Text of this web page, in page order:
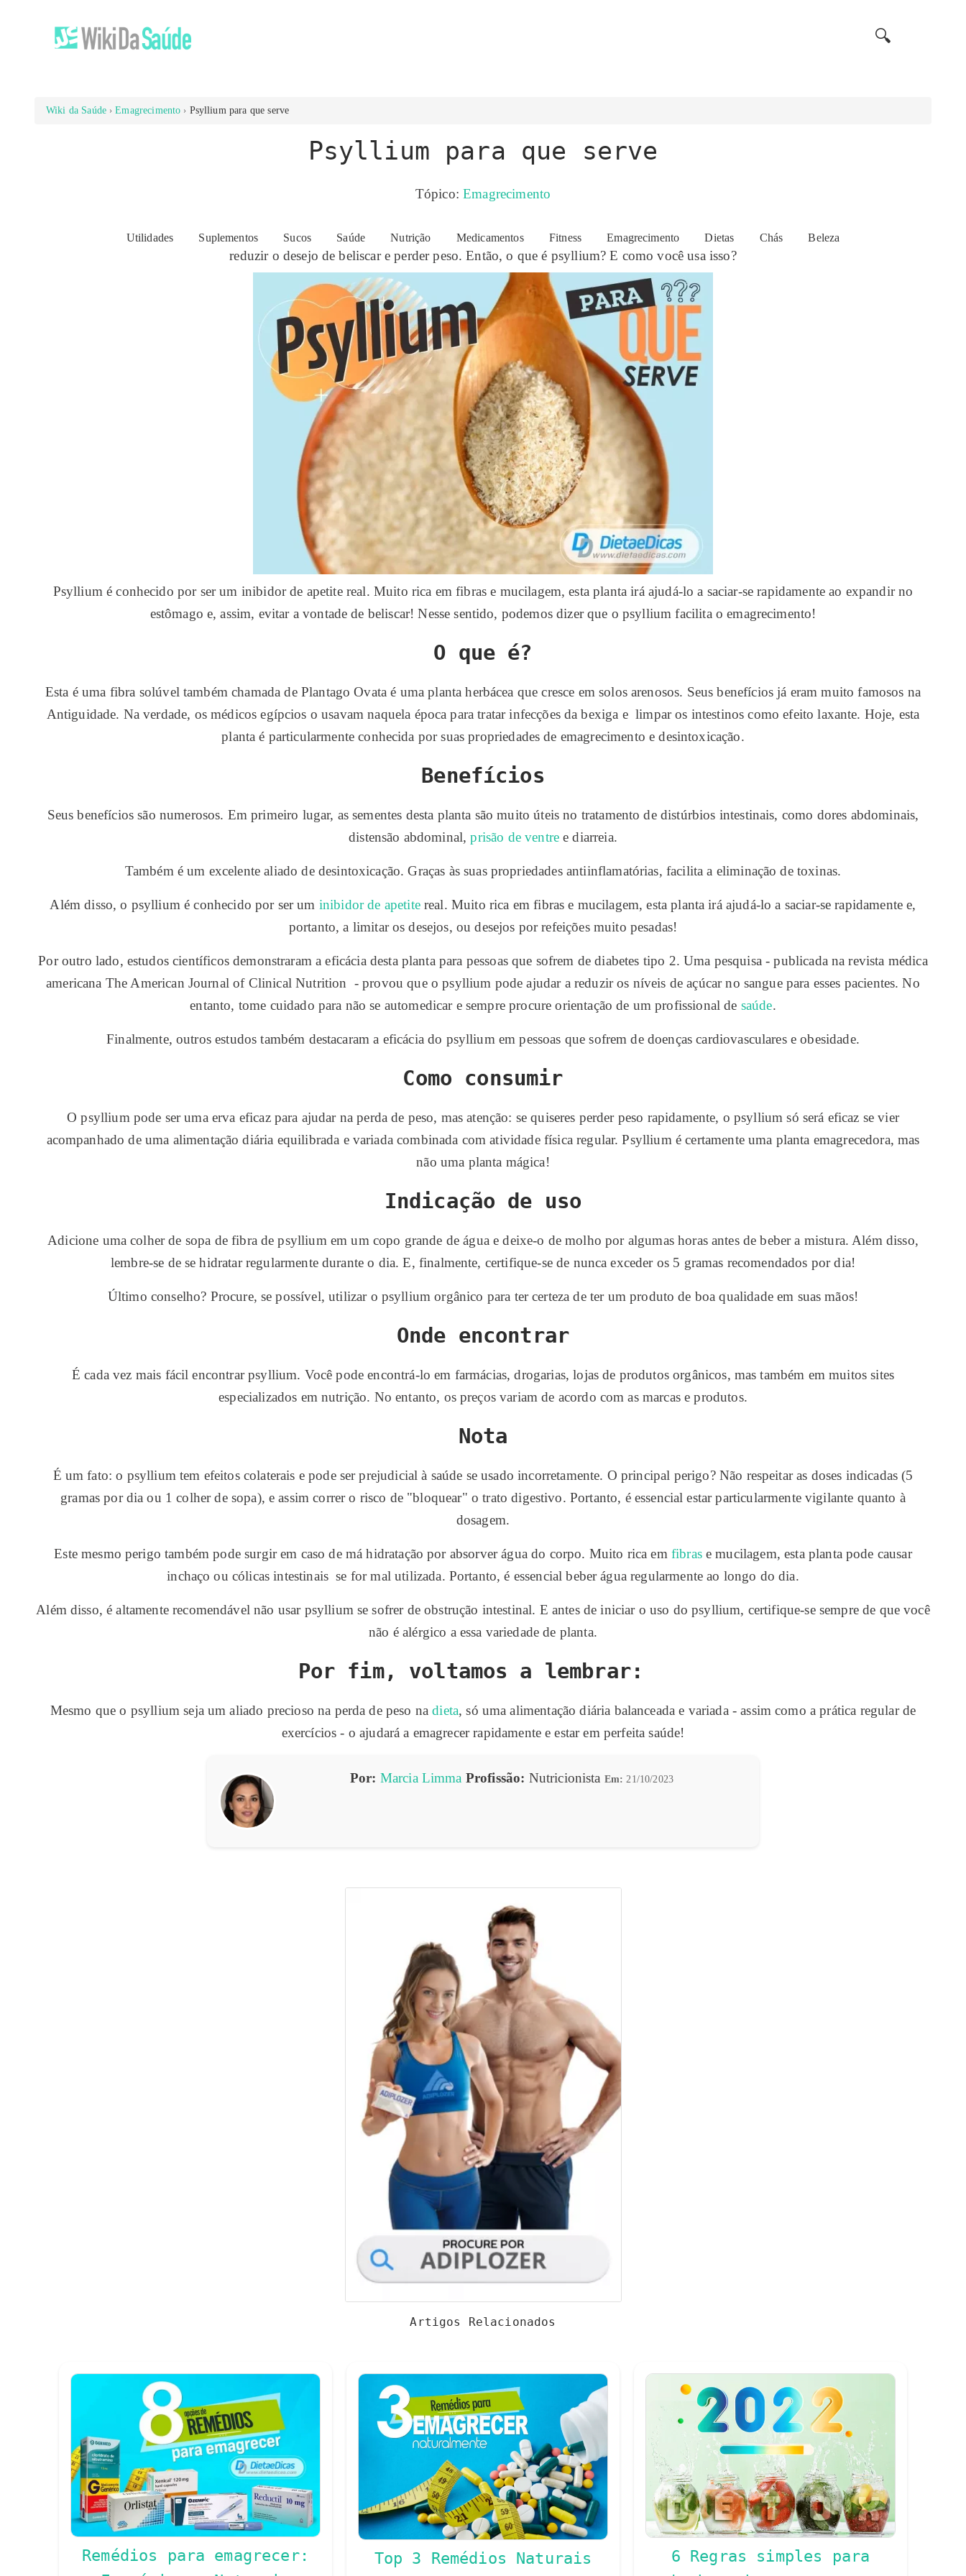
🔍
Utilidades Suplementos Sucos Saúde Nutrição Medicamentos Fitness Emagrecimento Dietas Chás Beleza
Wiki da Saúde Emagrecimento Psyllium para que serve
Psyllium para que serve
Tópico:Emagrecimento
Existem várias plantas supressoras de apetite. Uma delas é o psyllium. Mesmo que seja menos famoso do que o dente-de-leão ou o konjac, é formidável para
reduzir o desejo de beliscar e perder peso. Então, o que é psyllium? E como você usa isso?
Psyllium é conhecido por ser um inibidor de apetite real. Muito rica em fibras e mucilagem, esta planta irá ajudá-lo a saciar-se rapidamente ao expandir no
estômago e, assim, evitar a vontade de beliscar! Nesse sentido, podemos dizer que o psyllium facilita o emagrecimento!
O que é?
Esta é uma fibra solúvel também chamada de Plantago Ovata é uma planta herbácea que cresce em solos arenosos. Seus benefícios já eram muito famosos na
Antiguidade. Na verdade, os médicos egípcios o usavam naquela época para tratar infecções da bexiga e limpar os intestinos como efeito laxante. Hoje, esta
planta é particularmente conhecida por suas propriedades de emagrecimento e desintoxicação.
Benefícios
Seus benefícios são numerosos. Em primeiro lugar, as sementes desta planta são muito úteis no tratamento de distúrbios intestinais, como dores abdominais,
distensão abdominal,prisão de ventre e diarreia.
Também é um excelente aliado de desintoxicação. Graças às suas propriedades antiinflamatórias, facilita a eliminação de toxinas.
Além disso, o psyllium é conhecido por ser um inibidor de apetitereal. Muito rica em fibras e mucilagem, esta planta irá ajudá-lo a saciar-se rapidamente e,
portanto, a limitar os desejos, ou desejos por refeições muito pesadas!
Por outro lado, estudos científicos demonstraram a eficácia desta planta para pessoas que sofrem de diabetes tipo 2. Uma pesquisa - publicada na revista médica
americana The American Journal of Clinical Nutrition - provou que o psyllium pode ajudar a reduzir os níveis de açúcar no sangue para esses pacientes. No
entanto, tome cuidado para não se automedicar e sempre procure orientação de um profissional de saúde.
Finalmente, outros estudos também destacaram a eficácia do psyllium em pessoas que sofrem de doenças cardiovasculares e obesidade.
Como consumir
O psyllium pode ser uma erva eficaz para ajudar na perda de peso, mas atenção: se quiseres perder peso rapidamente, o psyllium só será eficaz se vier
acompanhado de uma alimentação diária equilibrada e variada combinada com atividade física regular. Psyllium é certamente uma planta emagrecedora, mas
não uma planta mágica!
Indicação de uso
Adicione uma colher de sopa de fibra de psyllium em um copo grande de água e deixe-o de molho por algumas horas antes de beber a mistura. Além disso,
lembre-se de se hidratar regularmente durante o dia. E, finalmente, certifique-se de nunca exceder os 5 gramas recomendados por dia!
Último conselho? Procure, se possível, utilizar o psyllium orgânico para ter certeza de ter um produto de boa qualidade em suas mãos!
Onde encontrar
É cada vez mais fácil encontrar psyllium. Você pode encontrá-lo em farmácias, drogarias, lojas de produtos orgânicos, mas também em muitos sites
especializados em nutrição. No entanto, os preços variam de acordo com as marcas e produtos.
Nota
É um fato: o psyllium tem efeitos colaterais e pode ser prejudicial à saúde se usado incorretamente. O principal perigo? Não respeitar as doses indicadas (5
gramas por dia ou 1 colher de sopa), e assim correr o risco de "bloquear" o trato digestivo. Portanto, é essencial estar particularmente vigilante quanto à
dosagem.
Este mesmo perigo também pode surgir em caso de má hidratação por absorver água do corpo. Muito rica em fibrase mucilagem, esta planta pode causar
inchaço ou cólicas intestinais se for mal utilizada. Portanto, é essencial beber água regularmente ao longo do dia.
Além disso, é altamente recomendável não usar psyllium se sofrer de obstrução intestinal. E antes de iniciar o uso do psyllium, certifique-se sempre de que você
não é alérgico a essa variedade de planta.
Por fim, voltamos a lembrar:
Mesmo que o psyllium seja um aliado precioso na perda de peso nadieta, só uma alimentação diária balanceada e variada - assim como a prática regular de
exercícios - o ajudará a emagrecer rapidamente e estar em perfeita saúde!
Por: Marcia Limma Profissão: Nutricionista Em: 21/10/2023
Artigos Relacionados
Remédios para emagrecer:
Top 3 Remédios Naturais
6 Regras simples para